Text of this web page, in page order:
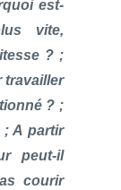
est-
vite,
? ;
travailler
? ;
; A partir
peut-il
courir